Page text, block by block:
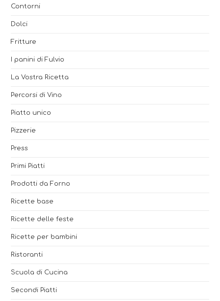
Contorni
Dolci
Fritture
I panini di Fulvio
La Vostra Ricetta
Percorsi di Vino
Piatto unico
Pizzerie
Press
Primi Piatti
Prodotti da Forno
Ricette base
Ricette delle feste
Ricette per bambini
Ristoranti
Scuola di Cucina
Secondi Piatti